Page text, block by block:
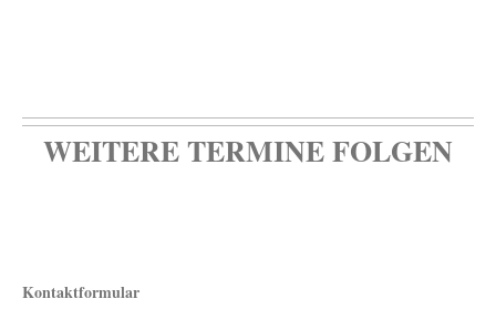
WEITERE TERMINE FOLGEN
Kontaktformular